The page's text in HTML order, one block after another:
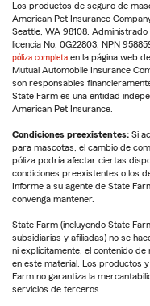
Los productos de seguro de
American Pet Insurance
Seattle, WA 98108.
licencia No. 0G22803, NPN
póliza completa en la página web
Mutual Automobile Insurance
son responsables
State Farm es una entidad
American Pet Insurance.
Condiciones preexistentes: Si
para mascotas, el cambio de
póliza podría afectar ciertas
condiciones preexistentes o los
Informe a su agente de State
convenga mantener.
State Farm (incluyendo State
subsidiarias y afiliadas) no se
ni explícitamente, el contenido
en este material. Los productos
Farm no garantiza la
servicios de terceros.